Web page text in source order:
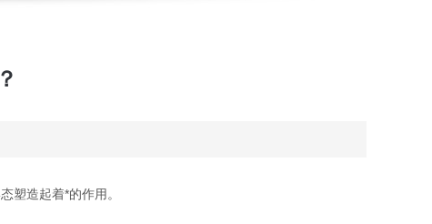
造起着*的作用。